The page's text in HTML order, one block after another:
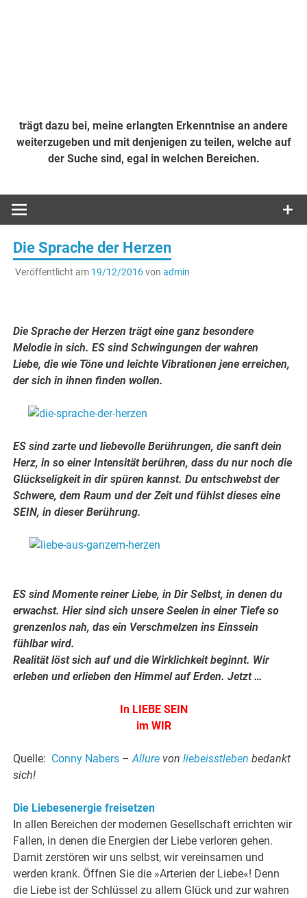
trägt dazu bei, meine erlangten Erkenntnise an andere
weiterzugeben und mit denjenigen zu teilen, welche auf
der Suche sind, egal in welchen Bereichen.
Die Sprache der Herzen
Veröffentlicht am 19/12/2016von admin
Die Sprache der Herzenträgt eine ganz besondere
Melodie in sich.ES sind Schwingungen der wahren
Liebe,die wie Töne und leichte Vibrationen jene erreichen,
der sich in ihnen finden wollen.
ES sind zarte und liebevolle Berührungen, die sanft dein
Herz, in so einer Intensität berühren, dass du nur noch die
Glückseligkeit in dir spüren kannst. Du entschwebst der
Schwere, dem Raum und der Zeit und fühlst dieses eine
SEIN, in dieser Berührung.
ES sind Momente reiner Liebe, in Dir Selbst, in denen du
erwachst. Hier sind sich unsere Seelen in einer Tiefe so
grenzenlos nah, das ein Verschmelzen ins Einssein
fühlbar wird.
Realität löst sich auf und die Wirklichkeit beginnt. Wir
erleben und erlieben den Himmel auf Erden. Jetzt …
In LIEBE SEIN
im WIR
Quelle: Conny Nabers –Allure vonliebeisstlebenbedankt
sich!
Die Liebesenergie freisetzen
In allen Bereichen der modernen Gesellschaft errichten wir
Fallen, in denen die Energien der Liebe verloren gehen.
Damit zerstören wir uns selbst, wir vereinsamen und
werden krank. Öffnen Sie die »Arterien der Liebe«! Denn
die Liebe ist der Schlüssel zu allem Glück und zur wahren